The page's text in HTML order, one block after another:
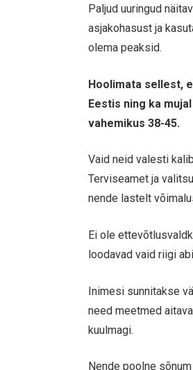
Paljud uuringud
asjakohasust ja
olema peaksid.
Hoolimata sellest,
Eestis ning ka
vahemikus 38-45.
Vaid neid valesti
Terviseamet ja
nende lastelt
Ei ole
loodavad vaid riigi
Inimesi sunnitakse
need meetmed
kuulmagi.
Nende poolne